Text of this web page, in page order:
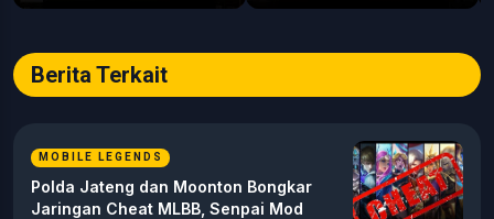
Berita Terkait
MOBILE LEGENDS
Polda Jateng dan Moonton Bongkar
Jaringan Cheat MLBB, Senpai Mod